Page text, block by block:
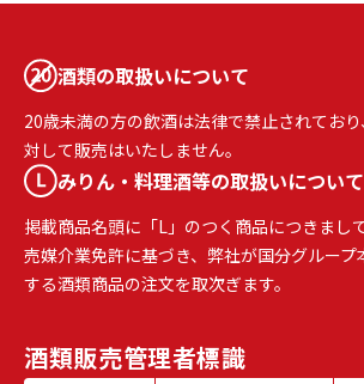
酒類の取扱いについて
20歳未満の方の飲酒は法律で禁止されてお
対して販売はいたしません。
みりん・料理酒等の取扱いについて
掲載商品名頭に「L」のつく商品につきまし
売媒介業免許に基づき、弊社が国分グルー
する酒類商品の注文を取次ぎます。
酒類販売管理者標識